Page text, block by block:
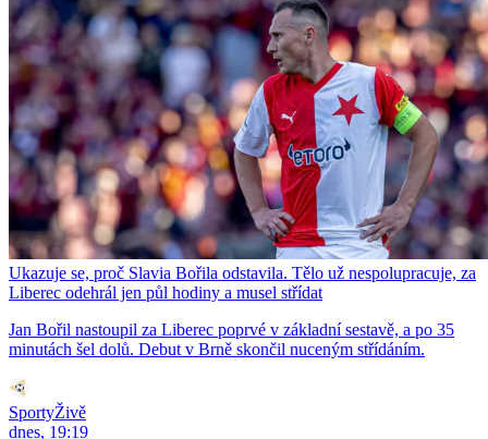
Ukazuje se, proč Slavia Bořila odstavila. Tělo už nespolupracuje, za
Liberec odehrál jen půl hodiny a musel střídat
Jan Bořil nastoupil za Liberec poprvé v základní sestavě, a po 35
minutách šel dolů. Debut v Brně skončil nuceným střídáním.
SportyŽivě
dnes, 19:19